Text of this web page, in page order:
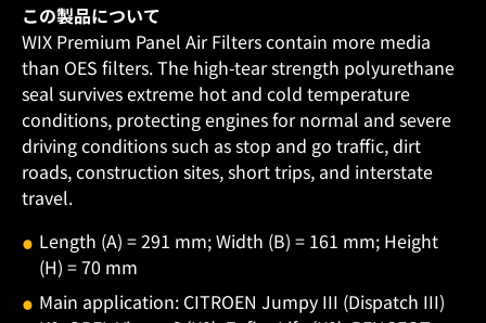
この製品について
WIX Premium Panel Air Filters contain more media
than OES filters. The high-tear strength polyurethane
seal survives extreme hot and cold temperature
conditions, protecting engines for normal and severe
driving conditions such as stop and go traffic, dirt
roads, construction sites, short trips, and interstate
travel.
Length (A) = 291 mm; Width (B) = 161 mm; Height
(H) = 70 mm
Main application: CITROEN Jumpy III (Dispatch III)